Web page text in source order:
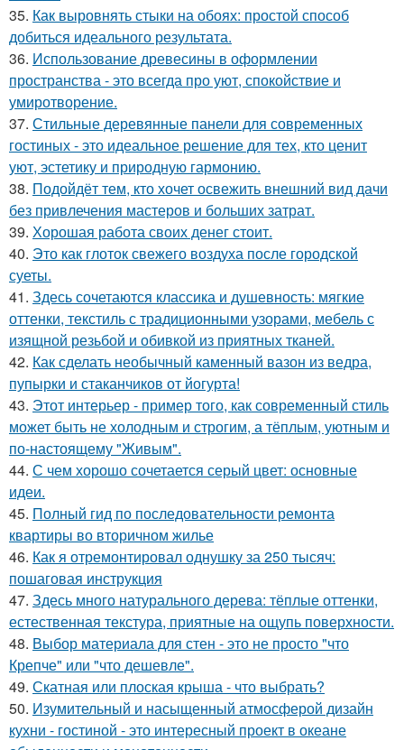
35. Как выровнять стыки на обоях: простой способ
добиться идеального результата.
36. Использование древесины в оформлении
пространства - это всегда про уют, спокойствие и
умиротворение.
37. Стильные деревянные панели для современных
гостиных - это идеальное решение для тех, кто ценит
уют, эстетику и природную гармонию.
38. Подойдёт тем, кто хочет освежить внешний вид дачи
без привлечения мастеров и больших затрат.
39. Хорошая работа своих денег стоит.
40. Это как глоток свежего воздуха после городской
суеты.
41. Здесь сочетаются классика и душевность: мягкие
оттенки, текстиль с традиционными узорами, мебель с
изящной резьбой и обивкой из приятных тканей.
42. Как сделать необычный каменный вазон из ведра,
пупырки и стаканчиков от йогурта!
43. Этот интерьер - пример того, как современный стиль
может быть не холодным и строгим, а тёплым, уютным и
по-настоящему "Живым".
44. С чем хорошо сочетается серый цвет: основные
идеи.
45. Полный гид по последовательности ремонта
квартиры во вторичном жилье
46. Как я отремонтировал однушку за 250 тысяч:
пошаговая инструкция
47. Здесь много натурального дерева: тёплые оттенки,
естественная текстура, приятные на ощупь поверхности.
48. Выбор материала для стен - это не просто "что
Крепче" или "что дешевле".
49. Скатная или плоская крыша - что выбрать?
50. Изумительный и насыщенный атмосферой дизайн
кухни - гостиной - это интересный проект в океане